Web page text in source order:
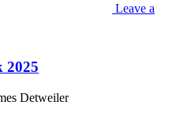
Leave a
2025
Detweiler